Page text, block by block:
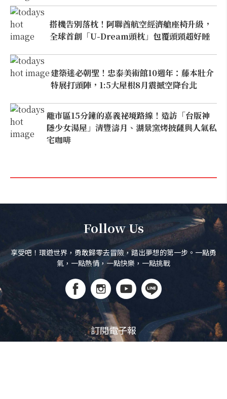
搭機告別落枕！阿聯酋航空經濟艙座椅升級，
全球首創「U-Dream頭枕」包覆頭頸超好睡
建築迷必朝聖！忠泰美術館10週年：藤本壯介
特展打頭陣，1:5大屋根8月震撼空降台北
離市區15分鐘的嘉義祕境路線！造訪「台版神
隱少女湯屋」清豐濤月、湖景窯烤披薩與人氣私
宅咖啡
Follow Us
享受吧！環遊世界，勇敢歸零去冒險，踏出夢想的第一步。一點勇
氣，一點熱情，一點快樂，一點挑戰
訂閱電子報